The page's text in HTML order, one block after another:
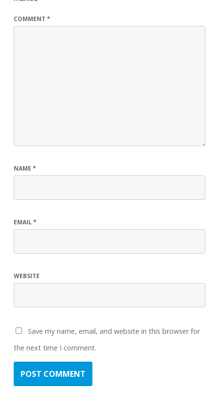
COMMENT *
NAME *
EMAIL*
WEBSITE
Save my name, email, and website in this browser for
the next time I comment.